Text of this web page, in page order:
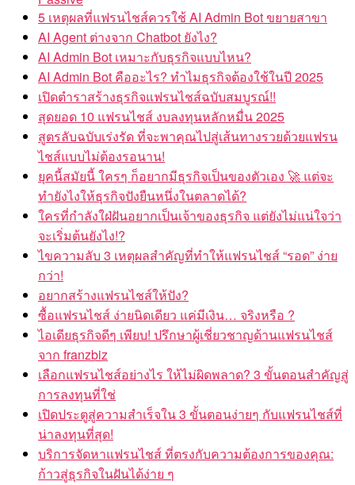
5 เหตุผลที่แฟรนไชส์ควรใช้ AI Admin Bot ขยายสาขา
AI Agent ต่างจาก Chatbot ยังไง?
AI Admin Bot เหมาะกับธุรกิจแบบไหน?
AI Admin Bot คืออะไร? ทำไมธุรกิจต้องใช้ในปี 2025
เปิดตำราสร้างธุรกิจแฟรนไชส์ฉบับสมบูรณ์!!
สุดยอด 10 แฟรนไชส์ งบลงทุนหลักหมื่น 2025
สูตรลับฉบับเร่งรัด ที่จะพาคุณไปสู่เส้นทางรวยด้วยแฟรน
ไชส์แบบไม่ต้องรอนาน!
ยุคนี้สมัยนี้ ใครๆ ก็อยากมีธุรกิจเป็นของตัวเอง
แต่จะ
ทำยังไงให้ธุรกิจปังยืนหนึ่งในตลาดได้?
ใครที่กำลังใฝ่ฝันอยากเป็นเจ้าของธุรกิจ แต่ยังไม่แน่ใจว่า
จะเริ่มต้นยังไง!?
ไขความลับ 3 เหตุผลสำคัญที่ทำให้แฟรนไชส์ “รอด” ง่าย
กว่า!
อยากสร้างแฟรนไชส์ให้ปัง?
ซื้อแฟรนไชส์ ง่ายนิดเดียว แค่มีเงิน… จริงหรือ ?
ไอเดียธุรกิจดีๆ เพียบ! ปรึกษาผู้เชี่ยวชาญด้านแฟรนไชส์
จาก franzbiz
เลือกแฟรนไชส์อย่างไร ให้ไม่ผิดพลาด? 3 ขั้นตอนสำคัญสู่
การลงทุนที่ใช่
เปิดประตูสู่ความสำเร็จใน 3 ขั้นตอนง่ายๆ กับแฟรนไชส์ที่
น่าลงทุนที่สุด!
บริการจัดหาแฟรนไชส์ ที่ตรงกับความต้องการของคุณ:
ก้าวสู่ธุรกิจในฝันได้ง่าย ๆ